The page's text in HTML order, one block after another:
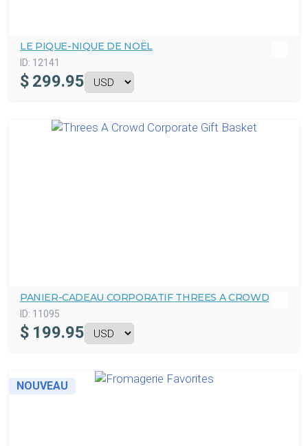
LE PIQUE-NIQUE DE NOËL
ID: 12141
$ 299.95
PANIER-CADEAU CORPORATIF THREES A CROWD
ID: 11095
$ 199.95
NOUVEAU